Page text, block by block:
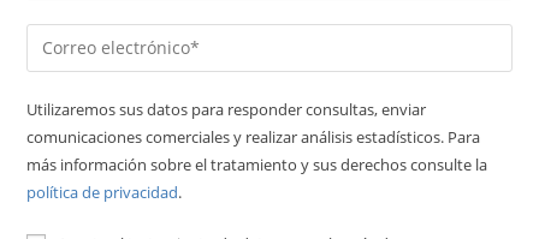
Utilizaremos sus datos para responder consultas, enviar
comunicaciones comerciales y realizar análisis estadísticos. Para
más información sobre el tratamiento y sus derechos consulte la
política de privacidad.